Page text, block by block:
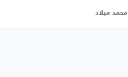
محمد ميلاد